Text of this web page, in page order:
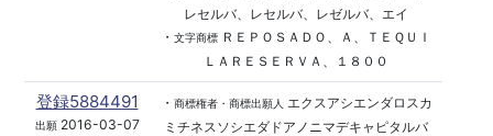
レセルバ、レセルバ、レゼルバ、エイ
・ 文字商標 ＲＥＰＯＳＡＤＯ、Ａ、ＴＥＱＵＩ
ＬＡＲＥＳＥＲＶＡ、１８００
登録5884491
出願2016-03-07
・ 商標権者・商標出願人
エクスアシエンダロスカ
ミチネスソシエダドアノニマデキャピタルバ